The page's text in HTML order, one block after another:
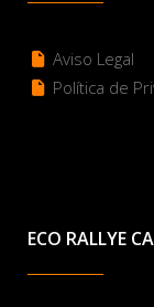
Aviso Legal
Política de
ECO RALLYE